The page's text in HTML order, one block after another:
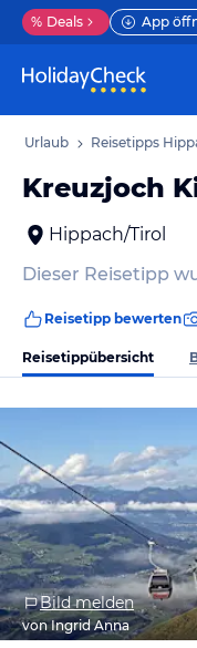
% Deals App
Urlaub Reisetipps
Kreuzjoch
Hippach/Tirol
Dieser Reisetipp
Reisetipp bewerten
Reisetippübersicht
Bild melden
von Ingrid Anna